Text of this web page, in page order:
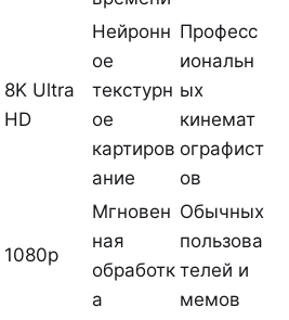
8K Ultra
HD
Нейронн
ое
текстурн
ое
картиров
ание
Професс
иональн
ых
кинемат
ографист
ов
1080p
Мгновен
ная
обработк
а
Обычных
пользова
телей и
мемов